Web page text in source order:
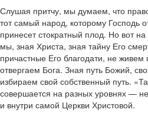
Слушая притчу, мы думаем, что
тот самый народ, которому Господь
принесет стократный плод. Но вот
мы, зная Христа, зная тайну Его
причастные Его благодати, не
отвергаем Бога. Зная путь Божий,
избираем свой собственный путь.
совершается на разных уровнях —
и внутри самой Церкви Христовой.